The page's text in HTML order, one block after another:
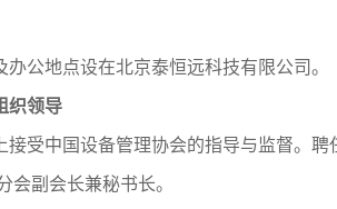
办公地点设在北京泰恒远科技有限公司。
织领导
接受中国设备管理协会的指导与监督。
会副会长兼秘书长。